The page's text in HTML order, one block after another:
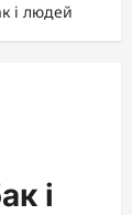
і людей
і